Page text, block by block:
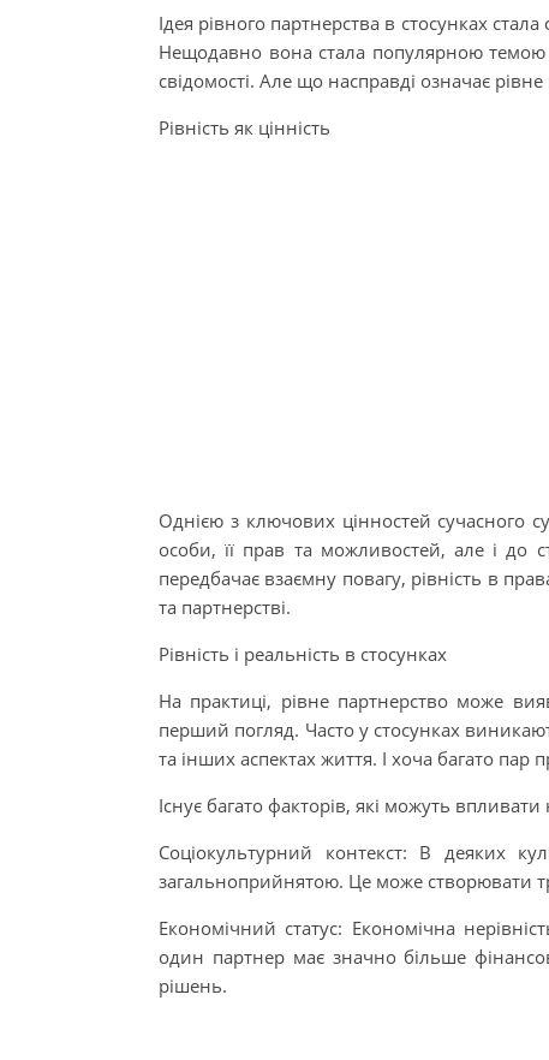
Ідея рівного партнерства в стосунках
Нещодавно вона стала популярною темою
свідомості. Але що насправді означає
Рівність як цінність
Однією з ключових цінностей сучасного
особи, її прав та можливостей, але і до
передбачає взаємну повагу, рівність в
та партнерстві.
Рівність і реальність в стосунках
На практиці, рівне партнерство може
перший погляд. Часто у стосунках
та інших аспектах життя. І хоча багато пар
Існує багато факторів, які можуть
Соціокультурний контекст: В деяких
загальноприйнятою. Це може створювати
Економічний статус: Економічна
один партнер має значно більше
рішень.